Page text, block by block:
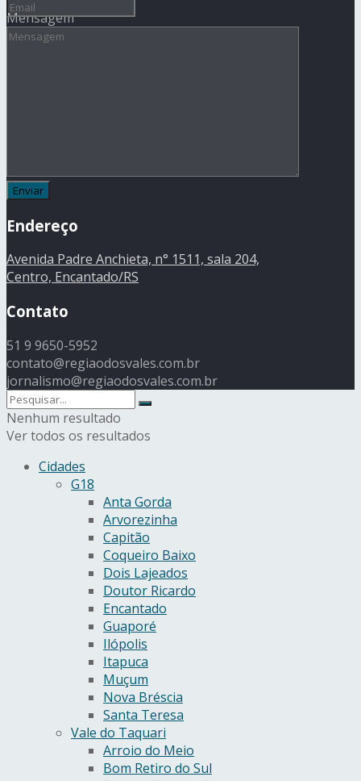
Mensagem
Endereço
Avenida Padre Anchieta, n° 1511, sala 204,
Centro, Encantado/RS
Contato
51 9 9650-5952
contato@regiaodosvales.com.br
jornalismo@regiaodosvales.com.br
Nenhum resultado
Ver todos os resultados
Cidades
G18
Anta Gorda
Arvorezinha
Capitão
Coqueiro Baixo
Dois Lajeados
Doutor Ricardo
Encantado
Guaporé
Ilópolis
Itapuca
Muçum
Nova Bréscia
Santa Teresa
Vale do Taquari
Arroio do Meio
Bom Retiro do Sul